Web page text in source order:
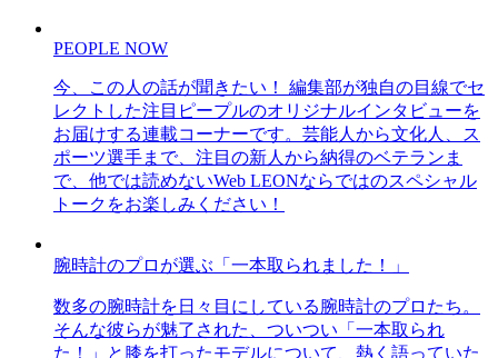
PEOPLE NOW
今、この人の話が聞きたい！ 編集部が独自の目線でセ
レクトした注目ピープルのオリジナルインタビューを
お届けする連載コーナーです。芸能人から文化人、ス
ポーツ選手まで、注目の新人から納得のベテランま
で、他では読めないWeb LEONならではのスペシャル
トークをお楽しみください！
腕時計のプロが選ぶ「一本取られました！」
数多の腕時計を日々目にしている腕時計のプロたち。
そんな彼らが魅了された、ついつい「一本取られ
た！」と膝を打ったモデルについて、熱く語っていた